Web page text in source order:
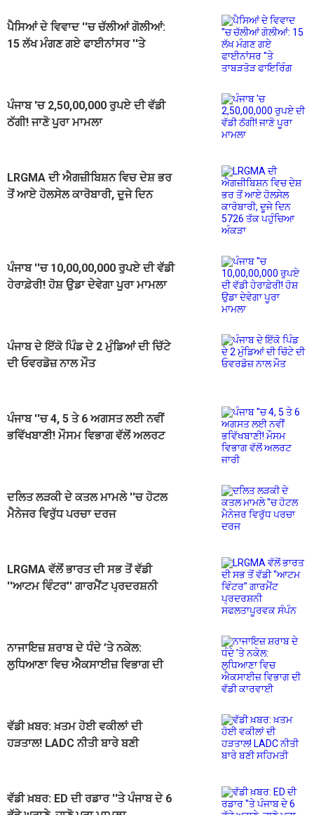
ਪੈਸਿਆਂ ਦੇ ਵਿਵਾਦ ''ਚ ਚੱਲੀਆਂ ਗੋਲੀਆਂ:
15 ਲੱਖ ਮੰਗਣ ਗਏ ਫਾਈਨਾਂਸਰ ''ਤੇ
ਪੰਜਾਬ 'ਚ 2,50,00,000 ਰੁਪਏ ਦੀ ਵੱਡੀ
ਠੱਗੀ! ਜਾਣੋ ਪੂਰਾ ਮਾਮਲਾ
LRGMA ਦੀ ਐਗਜ਼ੀਬਿਸ਼ਨ ਵਿਚ ਦੇਸ਼ ਭਰ
ਤੋਂ ਆਏ ਹੋਲਸੇਲ ਕਾਰੋਬਾਰੀ, ਦੂਜੇ ਦਿਨ
ਪੰਜਾਬ ''ਚ 10,00,00,000 ਰੁਪਏ ਦੀ ਵੱਡੀ
ਹੇਰਾਫ਼ੇਰੀ! ਹੋਸ਼ ਉਡਾ ਦੇਵੇਗਾ ਪੂਰਾ ਮਾਮਲਾ
ਪੰਜਾਬ ਦੇ ਇੱਕੋ ਪਿੰਡ ਦੇ 2 ਮੁੰਡਿਆਂ ਦੀ ਚਿੱਟੇ
ਦੀ ਓਵਰਡੋਜ਼ ਨਾਲ ਮੌਤ
ਪੰਜਾਬ ''ਚ 4, 5 ਤੇ 6 ਅਗਸਤ ਲਈ ਨਵੀਂ
ਭਵਿੱਖਬਾਣੀ! ਮੌਸਮ ਵਿਭਾਗ ਵੱਲੋਂ ਅਲਰਟ
ਦਲਿਤ ਲੜਕੀ ਦੇ ਕਤਲ ਮਾਮਲੇ ''ਚ ਹੋਟਲ
ਮੈਨੇਜਰ ਵਿਰੁੱਧ ਪਰਚਾ ਦਰਜ
LRGMA ਵੱਲੋਂ ਭਾਰਤ ਦੀ ਸਭ ਤੋਂ ਵੱਡੀ
''ਆਟਮ ਵਿੰਟਰ'' ਗਾਰਮੈਂਟ ਪ੍ਰਦਰਸ਼ਨੀ
ਨਾਜਾਇਜ਼ ਸ਼ਰਾਬ ਦੇ ਧੰਦੇ ’ਤੇ ਨਕੇਲ:
ਲੁਧਿਆਣਾ ਵਿਚ ਐਕਸਾਈਜ਼ ਵਿਭਾਗ ਦੀ
ਵੱਡੀ ਖ਼ਬਰ: ਖ਼ਤਮ ਹੋਈ ਵਕੀਲਾਂ ਦੀ
ਹੜਤਾਲ! LADC ਨੀਤੀ ਬਾਰੇ ਬਣੀ
ਵੱਡੀ ਖ਼ਬਰ: ED ਦੀ ਰਡਾਰ ''ਤੇ ਪੰਜਾਬ ਦੇ 6